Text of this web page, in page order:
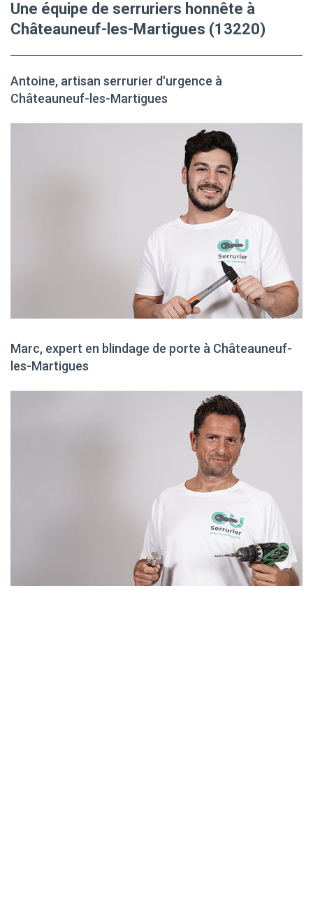
Une équipe de serruriers honnête à
Châteauneuf-les-Martigues (13220)
Antoine, artisan serrurier d'urgence à
Châteauneuf-les-Martigues
Marc, expert en blindage de porte à Châteauneuf-
les-Martigues